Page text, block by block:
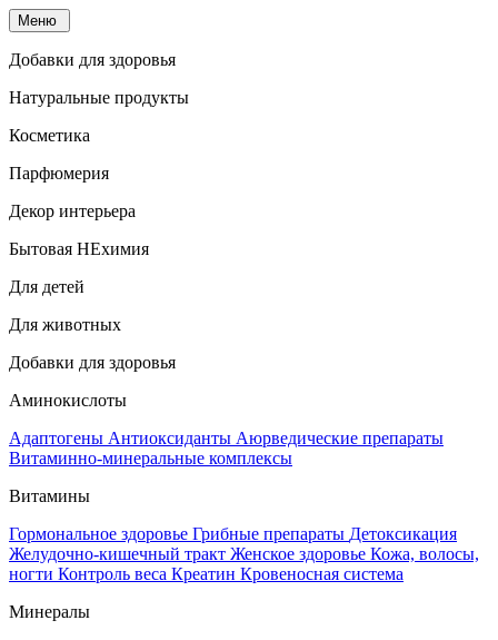
Меню
Добавки для здоровья
Натуральные продукты
Косметика
Парфюмерия
Декор интерьера
Бытовая НЕхимия
Для детей
Для животных
Добавки для здоровья
Аминокислоты
Адаптогены Антиоксиданты Аюрведические препараты
Витаминно-минеральные комплексы
Витамины
Гормональное здоровье Грибные препараты Детоксикация
Желудочно-кишечный тракт Женское здоровье Кожа, волосы,
ногти Контроль веса Креатин Кровеносная система
Минералы